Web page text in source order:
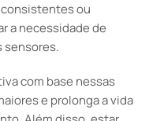
ou
a necessidade de
sensores.
com base nessas
e prolonga a vida